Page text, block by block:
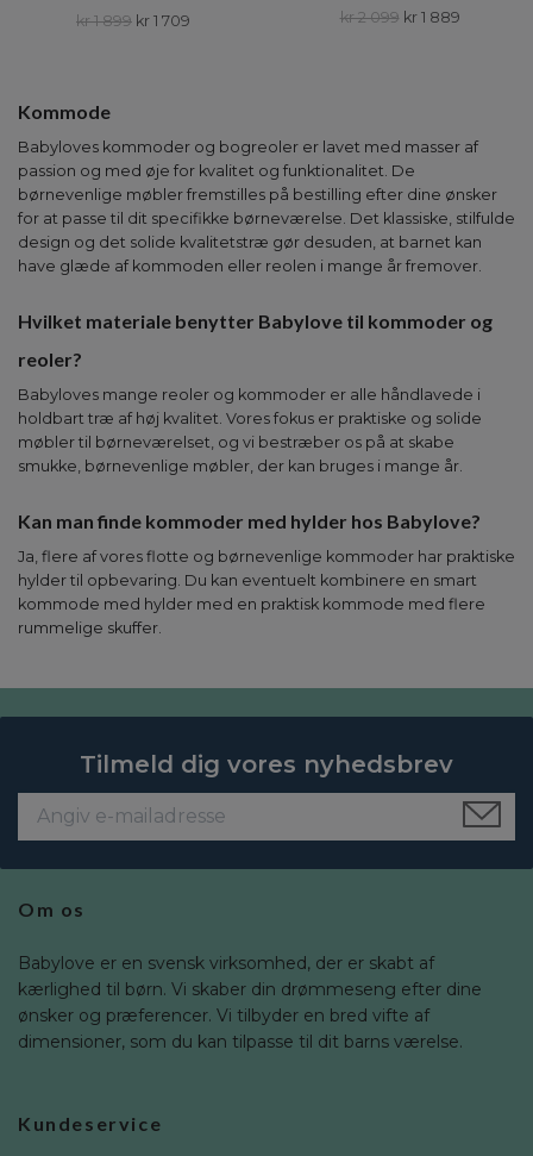
kr 1 899 kr 1 709 kr 2 099 kr 1 889
Kommode
Babyloves kommoder og bogreoler er lavet med masser af
passion og med øje for kvalitet og funktionalitet. De
børnevenlige møbler fremstilles på bestilling efter dine ønsker
for at passe til dit specifikke børneværelse. Det klassiske, stilfulde
design og det solide kvalitetstræ gør desuden, at barnet kan
have glæde af kommoden eller reolen i mange år fremover.
Hvilket materiale benytter Babylove til kommoder og
reoler?
Babyloves mange reoler og kommoder er alle håndlavede i
holdbart træ af høj kvalitet. Vores fokus er praktiske og solide
møbler til børneværelset, og vi bestræber os på at skabe
smukke, børnevenlige møbler, der kan bruges i mange år.
Kan man finde kommoder med hylder hos Babylove?
Ja, flere af vores flotte og børnevenlige kommoder har praktiske
hylder til opbevaring. Du kan eventuelt kombinere en smart
kommode med hylder med en praktisk kommode med flere
rummelige skuffer.
Tilmeld dig vores nyhedsbrev
Om os
Babylove er en svensk virksomhed, der er skabt af
kærlighed til børn. Vi skaber din drømmeseng efter dine
ønsker og præferencer. Vi tilbyder en bred vifte af
dimensioner, som du kan tilpasse til dit barns værelse.
Kundeservice